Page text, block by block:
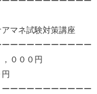
マネ試験対策講座
ーーーーーーーーーー
０００円
ーーーーーーーーーー